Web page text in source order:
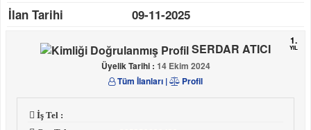
İlan Tarihi
09-11-2025
1.
YIL
SERDAR ATICI
Üyelik Tarihi : 14 Ekim 2024
Tüm İlanları | Profil
İş Tel :